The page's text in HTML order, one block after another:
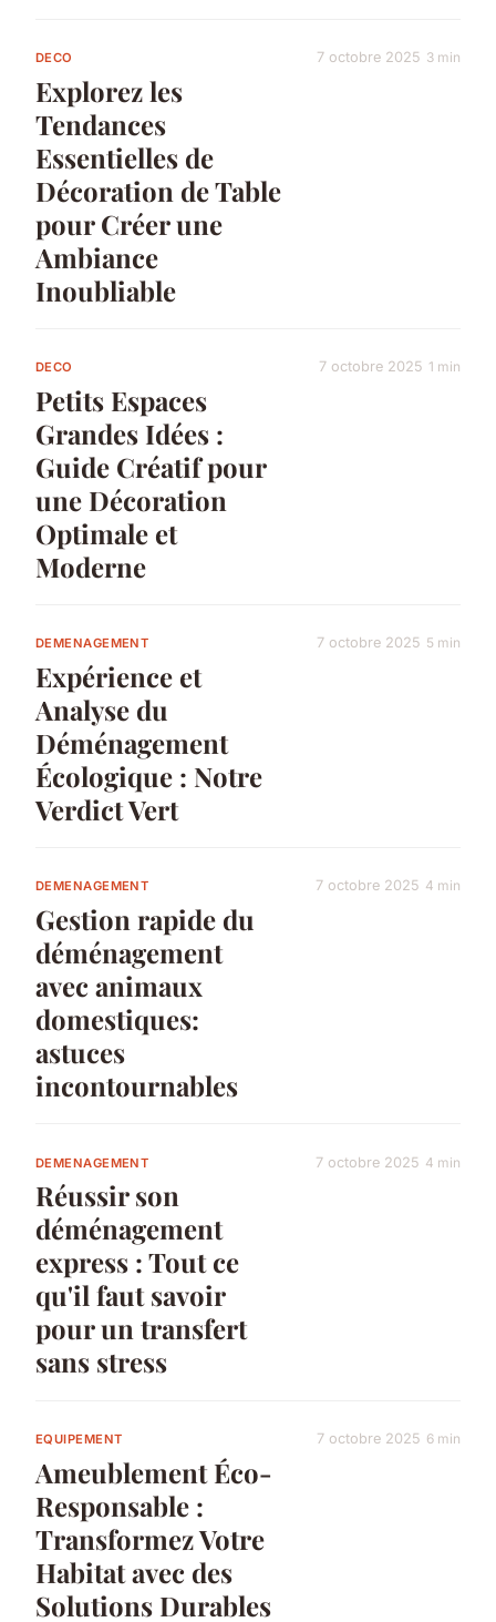
DECO
Explorez les
Tendances
Essentielles de
Décoration de Table
pour Créer une
Ambiance
Inoubliable
7 octobre 2025 3 min
DECO
Petits Espaces
Grandes Idées :
Guide Créatif pour
une Décoration
Optimale et
Moderne
7 octobre 2025 1 min
DEMENAGEMENT
Expérience et
Analyse du
Déménagement
Écologique : Notre
Verdict Vert
7 octobre 2025 5 min
DEMENAGEMENT
Gestion rapide du
déménagement
avec animaux
domestiques:
astuces
incontournables
7 octobre 2025 4 min
DEMENAGEMENT
Réussir son
déménagement
express : Tout ce
qu'il faut savoir
pour un transfert
sans stress
7 octobre 2025 4 min
EQUIPEMENT
Ameublement Éco-
Responsable :
Transformez Votre
Habitat avec des
Solutions Durables
7 octobre 2025 6 min